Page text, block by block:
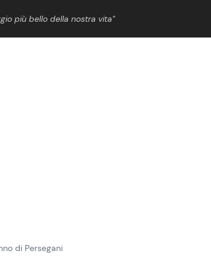
più bello della nostra vita”
di Persegani